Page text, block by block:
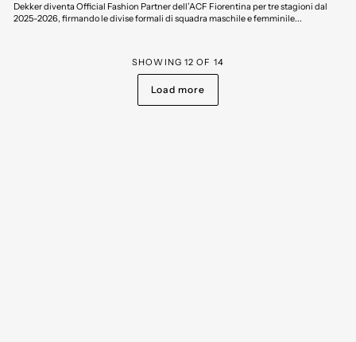
Dekker diventa Official Fashion Partner dell’ACF Fiorentina per tre stagioni dal
2025-2026, firmando le divise formali di squadra maschile e femminile...
SHOWING 12 OF 14
Load more